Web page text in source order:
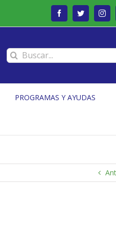
FacebookTwitter
Buscar:
PROGRAMAS Y AYUDAS